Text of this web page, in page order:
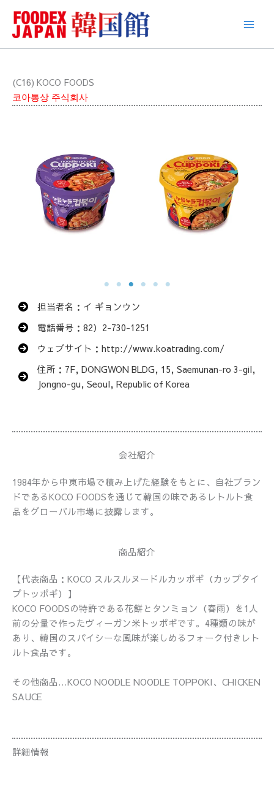
로
(C16) KOCO FOODS
코아통상 주식회사
担当者名：イ ギョンウン
電話番号：82）2-730-1251
ウェブサイト：http://www.koatrading.com/
住所：7F, DONGWON BLDG, 15, Saemunan-ro 3-gil,
Jongno-gu, Seoul, Republic of Korea
会社紹介
1984年から中東市場で積み上げた経験をもとに、自社ブラン
ドであるKOCO FOODSを通じて韓国の味であるレトルト食
品をグローバル市場に披露します。
商品紹介
【代表商品：KOCO スルスルヌードルカッポギ（カップタイ
プトッポギ）】
KOCO FOODSの特許である花餅とタンミョン（春雨）を1人
前の分量で作ったヴィーガン米トッポギです。4種類の味が
あり、韓国のスパイシーな風味が楽しめるフォーク付きレト
ルト食品です。
その他商品…KOCO NOODLE NOODLE TOPPOKI、CHICKEN
SAUCE
詳細情報